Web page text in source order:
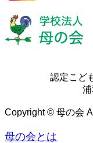
認定こど
Copyright © 母の会
母の会とは